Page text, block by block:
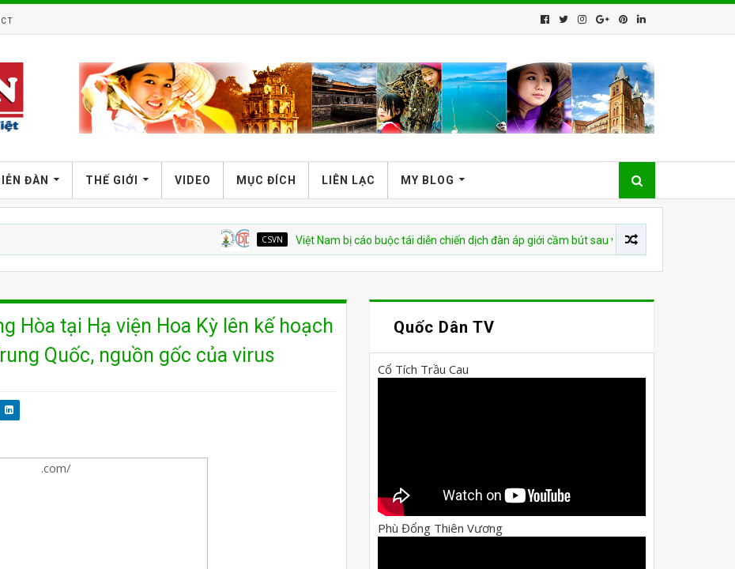
ĐÀN THẾ GIỚI VIDEO MỤC ĐÍCH LIÊN LẠC MY BLOG
CSVN Việt Nam bị cáo buộc tái diễn chiến dịch đàn áp giới cầm bút sau vụ bắt giữ tác giả
Hòa tại Hạ viện Hoa Kỳ lên kế hoạch
Quốc, nguồn gốc của virus
Quốc Dân TV
Cổ Tích Trầu Cau
Phù Đổng Thiên Vương